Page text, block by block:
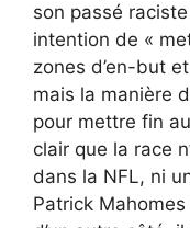
son passé
intention de «
zones d’en-but
mais la manière
pour mettre fin
clair que la race
dans la NFL, ni
Patrick